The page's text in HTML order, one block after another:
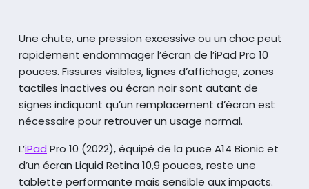
Une chute, une pression excessive ou un choc peut
rapidement endommager l’écran de l’iPad Pro 10
pouces. Fissures visibles, lignes d’affichage, zones
tactiles inactives ou écran noir sont autant de
signes indiquant qu’un remplacement d’écran est
nécessaire pour retrouver un usage normal.
L’iPad Pro 10 (2022), équipé de la puce A14 Bionic et
d’un écran Liquid Retina 10,9 pouces,reste une
tablette performante mais sensible aux impacts.